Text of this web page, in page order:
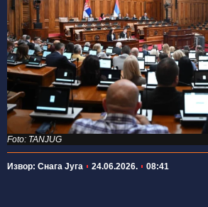
Foto: TANJUG
Извор: Снага Југа 24.06.2026. 08:41